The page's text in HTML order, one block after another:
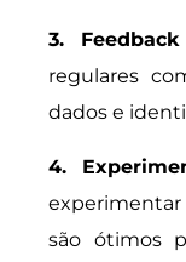
3.
regulares
dados e
4.
são ótimos